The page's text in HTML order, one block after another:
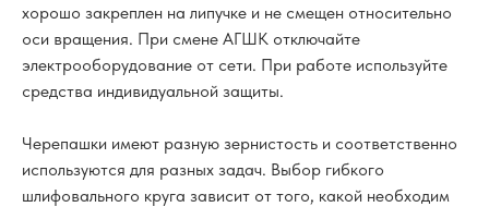
хорошо закреплен на липучке и не смещен относительно
оси вращения. При смене АГШК отключайте
электрооборудование от сети. При работе используйте
средства индивидуальной защиты.
Черепашки имеют разную зернистость и соответственно
используются для разных задач. Выбор гибкого
шлифовального круга зависит от того, какой необходим